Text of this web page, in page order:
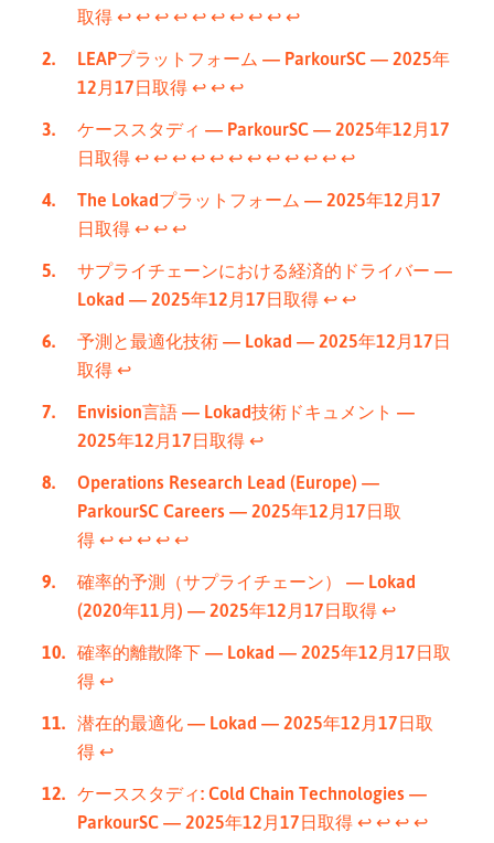
取得 ↩︎ ↩︎ ↩︎ ↩︎ ↩︎ ↩︎ ↩︎ ↩︎ ↩︎ ↩︎
LEAPプラットフォーム — ParkourSC — 2025年
12月17日取得 ↩︎ ↩︎ ↩︎
ケーススタディ — ParkourSC — 2025年12月17
日取得 ↩︎ ↩︎ ↩︎ ↩︎ ↩︎ ↩︎ ↩︎ ↩︎ ↩︎ ↩︎ ↩︎ ↩︎
The Lokadプラットフォーム — 2025年12月17
日取得 ↩︎ ↩︎ ↩︎
サプライチェーンにおける経済的ドライバー —
Lokad — 2025年12月17日取得 ↩︎ ↩︎
予測と最適化技術 — Lokad — 2025年12月17日
取得 ↩︎
Envision言語 — Lokad技術ドキュメント —
2025年12月17日取得 ↩︎
Operations Research Lead (Europe) —
ParkourSC Careers — 2025年12月17日取
得 ↩︎ ↩︎ ↩︎ ↩︎ ↩︎
確率的予測（サプライチェーン） — Lokad
(2020年11月) — 2025年12月17日取得 ↩︎
確率的離散降下 — Lokad — 2025年12月17日取
得 ↩︎
潜在的最適化 — Lokad — 2025年12月17日取
得 ↩︎
ケーススタディ: Cold Chain Technologies —
ParkourSC — 2025年12月17日取得 ↩︎ ↩︎ ↩︎ ↩︎